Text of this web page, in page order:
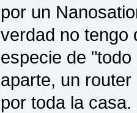
por un
verdad no tengo
especie de
aparte, un
por toda la casa.